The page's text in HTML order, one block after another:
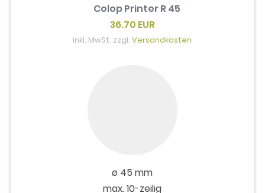
Colop Printer R 45
36.70 EUR
inkl. MwSt. zzgl.Versandkosten
ø 45 mm
max. 10-zeilig